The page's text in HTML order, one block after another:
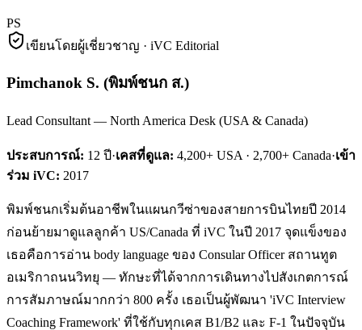
PS
เขียนโดยผู้เชี่ยวชาญ · iVC Editorial
Pimchanok S. (พิมพ์ชนก ส.)
Lead Consultant — North America Desk (USA & Canada)
ประสบการณ์: 12 ปี·เคสที่ดูแล: 4,200+ USA · 2,700+ Canada·เข้า
ร่วม iVC: 2017
พิมพ์ชนกเริ่มต้นอาชีพในแผนกวีซ่าของสายการบินไทยปี 2014
ก่อนย้ายมาดูแลลูกค้า US/Canada ที่ iVC ในปี 2017 จุดแข็งของ
เธอคือการอ่าน body language ของ Consular Officer สถานทูต
อเมริกาถนนวิทยุ — ทักษะที่ได้จากการเดินทางไปสังเกตการณ์
การสัมภาษณ์มากกว่า 800 ครั้ง เธอเป็นผู้พัฒนา 'iVC Interview
Coaching Framework' ที่ใช้กับทุกเคส B1/B2 และ F-1 ในปัจจุบัน